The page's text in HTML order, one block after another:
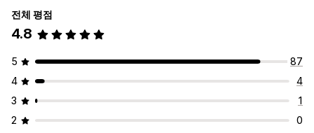
전체 평점
4.8
5
87
4
4
3
1
2
0